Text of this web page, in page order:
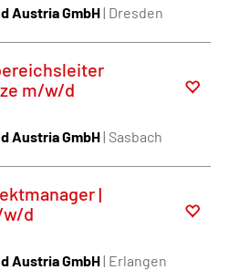
Austria GmbH| Dresden
m/w/d
Austria GmbH| Sasbach
|
w/d
Austria GmbH| Erlangen